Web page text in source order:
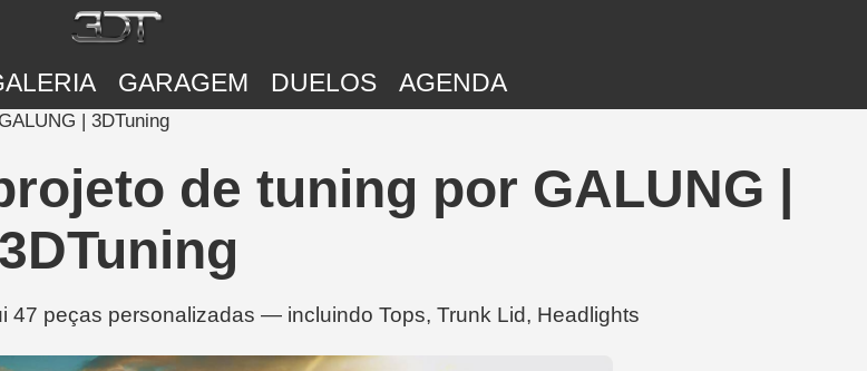
GARAGEM DUELOS AGENDA
| 3DTuning
de tuning por GALUNG |
3DTuning
47 peças personalizadas — incluindo Tops, Trunk Lid, Headlights